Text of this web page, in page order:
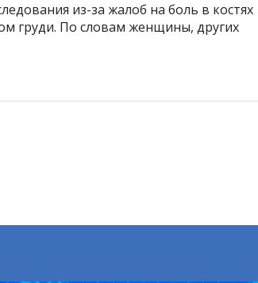
из-за жалоб на боль в костях
груди. По словам женщины, других